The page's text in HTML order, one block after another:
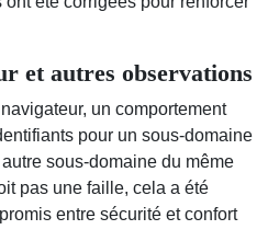
et autres observations
un comportement
pour un sous-domaine
sous-domaine du même
pas une faille, cela a été
entre sécurité et confort